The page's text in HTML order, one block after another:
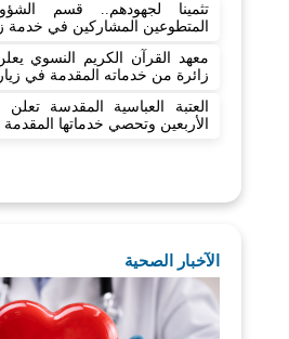
تثمينا لجهودهم.. قسم
المتطوعين المشاركين في خدمة
زائرة من خدماته المقدمة في
العتبة العباسية المقدسة
الأربعين وتحصي خدماتها المقدمة
الآخبار الصحية